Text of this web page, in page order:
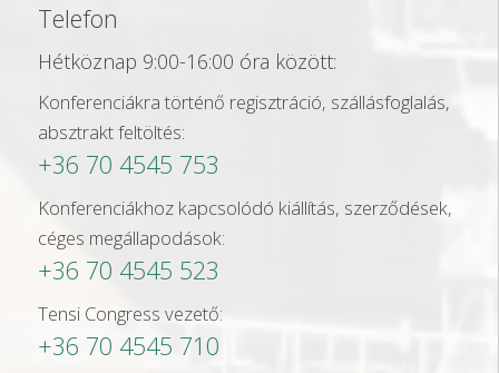
Telefon
Hétköznap 9:00-16:00 óra között:
Konferenciákra történő regisztráció, szállásfoglalás,
absztrakt feltöltés:
+36 70 4545 753
Konferenciákhoz kapcsolódó kiállítás, szerződések,
céges megállapodások:
+36 70 4545 523
Tensi Congress vezető:
+36 70 4545 710